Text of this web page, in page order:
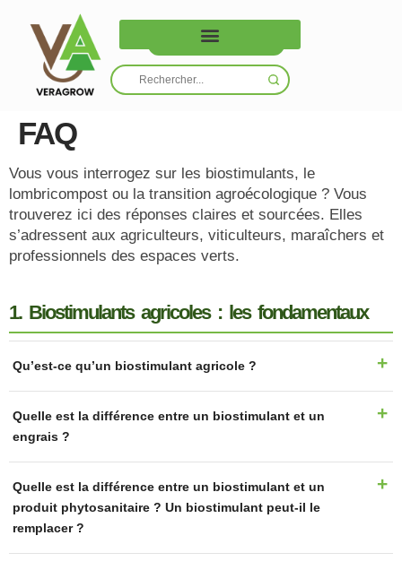
Nous contacter
FAQ
Vous vous interrogez sur les biostimulants, le
lombricompost ou la transition agroécologique ? Vous
trouverez ici des réponses claires et sourcées. Elles
s’adressent aux agriculteurs, viticulteurs, maraîchers et
professionnels des espaces verts.
1. Biostimulants agricoles : les fondamentaux
Qu’est-ce qu’un biostimulant agricole ?
Quelle est la différence entre un biostimulant et un
engrais ?
Quelle est la différence entre un biostimulant et un
produit phytosanitaire ? Un biostimulant peut-il le
remplacer ?